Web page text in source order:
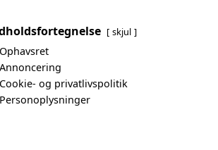
skjul
Ophavsret
Annoncering
Cookie- og privatlivspolitik
Personoplysninger